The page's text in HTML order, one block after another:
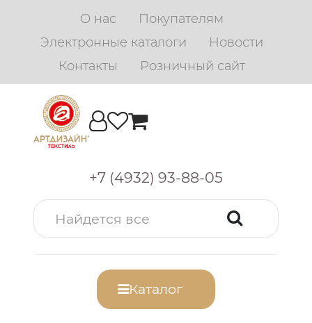
О нас
Покупателям
Электронные каталоги
Новости
Контакты
Розничный сайт
+7 (4932) 93-88-05
Каталог